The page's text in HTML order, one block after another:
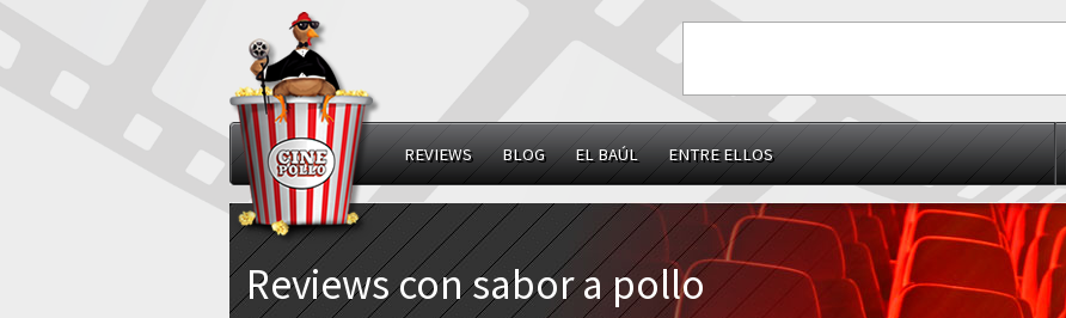
REVIEWS BLOG EL BAÚL ENTRE ELLOS
Reviews con sabor a pollo